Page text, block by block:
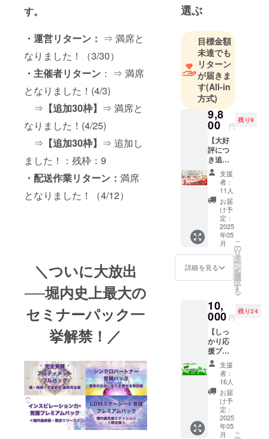
す。
・運営リターン： ⇒ 満席と
なりました！（3/30）
・ 主催者リターン ： ⇒ 満席
となりました！(4/3)
⇒ 【追加30枠】 ⇒ 満席と
なりました！(4/25)
⇒ 【追加30枠】 ⇒ 追加し
ました！：残枠：9
・ 配送作業リターン： 満席
となりました！（4/12）
＼ついに大放出
──堀内史上最大の
セミナーパック一
挙解禁！／
学、コミュ
ン、コーチ
ングなど、
さまざまな
テーマを長
年にわたり
研究。
それらを統
合したメ
『LDM(ライ
フ・デザイ
ン・ メソッ
ド)』を開発
し、自分ら
しさを最大
限に発揮す
る生き方を
受講者は1万
小学生のこ
ろから「自
己催眠」の
本を読み漁
り、自身で
人体実験を
繰り返すな
ど、自他共
に認める
「人間の意
選ぶ
目標金額
未達でも
リターン
が届きま
す(All-in
方式)
9,8
00 円
残り9
【大好
評につ
き追
加！】
【3ヶ月
コー
ス】心
の「怒
り」を
解放
し、自
由で軽
やかな
毎日を
手に入
れませ
+書籍3
冊 日々
感じる
イライ
ラやモ
ヤモヤ
を解放
する
と、家
族や職
場の人
間関係
が良く
なった
支援
者：
11人
お届
け予
定：
2025
年05
月
詳細を見る
こ
の
リ
タ
ー
ン
を
選
択
す
る
10,
000 円
残り24
【しっ
かり応
援プラ
ン
（中）
】 イベ
ントに
は参加
が難し
いけれ
ど、堀
支援
者：
16人
お届
け予
定：
2025
年05
月
こ